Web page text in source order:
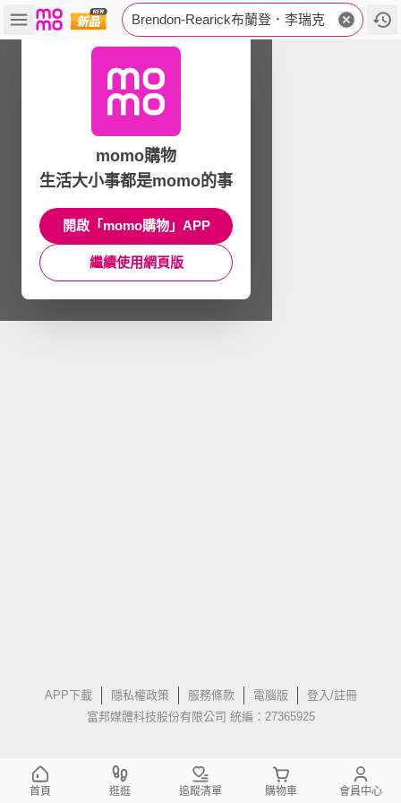
Brendon-Rearick布蘭登．李瑞克
APP下載 隱私權政策 服務條款 電腦版
登入/註冊
富邦媒體科技股份有限公司 統編：27365925
momo購物
生活大小事都是momo的事
開啟「momo購物」APP
繼續使用網頁版
首頁 逛逛 追蹤清單 購物車 會員中心